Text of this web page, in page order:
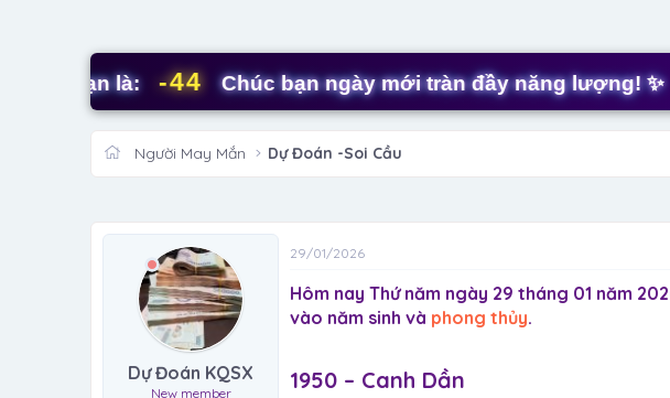
r
t
e
-44 Chúc bạn ngày mới tràn đầy năng lượng! ✨
Người May Mắn Dự Đoán -Soi Cầu
Dự Đoán KQSX
New member
29/01/2026
Hôm nay Thứ năm ngày 29 tháng 01 năm
vào năm sinh và phong thủy.
1950 – Canh Dần​